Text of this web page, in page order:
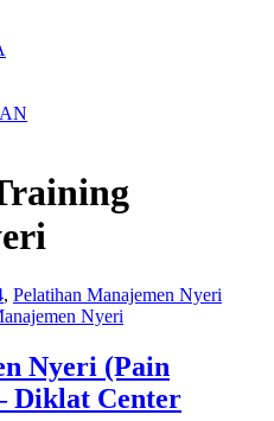
, Pelatihan Manajemen Nyeri
Nyeri
Nyeri (Pain
Diklat Center